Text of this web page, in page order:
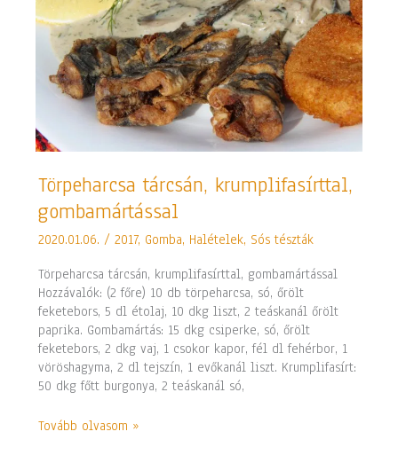
Törpeharcsa tárcsán, krumplifasírttal,
gombamártással
2020.01.06. /2017, Gomba, Halételek, Sós tészták
Törpeharcsa tárcsán, krumplifasírttal, gombamártással
Hozzávalók: (2 főre) 10 db törpeharcsa, só, őrölt
feketebors, 5 dl étolaj, 10 dkg liszt, 2 teáskanál őrölt
paprika. Gombamártás: 15 dkg csiperke, só, őrölt
feketebors, 2 dkg vaj, 1 csokor kapor, fél dl fehérbor, 1
vöröshagyma, 2 dl tejszín, 1 evőkanál liszt. Krumplifasírt:
50 dkg főtt burgonya, 2 teáskanál só,
Törpeharcsa
tárcsán,
krumplifasírttal,
gombamártással
Tovább olvasom »